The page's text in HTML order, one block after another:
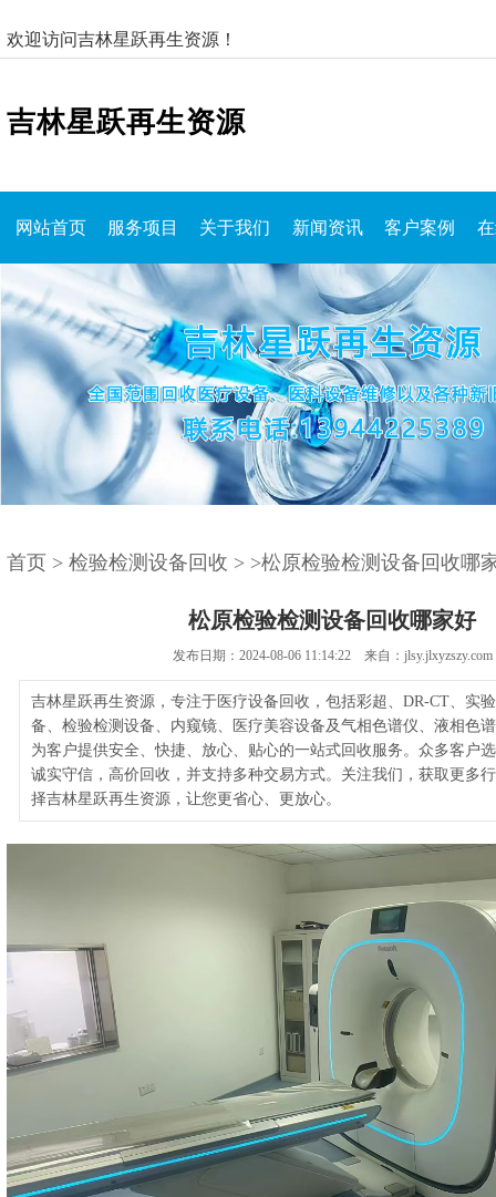
欢迎访问吉林星跃再生资源！
吉林星跃再生资源
网站首页 服务项目 关于我们 新闻资讯 客户案例
首页 > 检验检测设备回收 > >松原检验检测设备回收哪
松原检验检测设备回收哪家好
发布日期：2024-08-06 11:14:22 来自：jlsy.jlxyzszy.com
吉林星跃再生资源，专注于医疗设备回收，包括彩超、DR-CT、实
备、检验检测设备、内窥镜、医疗美容设备及气相色谱仪、液相色
为客户提供安全、快捷、放心、贴心的一站式回收服务。众多客户
诚实守信，高价回收，并支持多种交易方式。关注我们，获取更多
择吉林星跃再生资源，让您更省心、更放心。